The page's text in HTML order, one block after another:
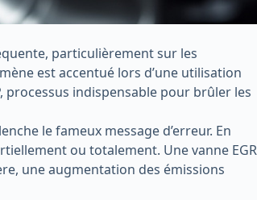
particulièrement sur les
est accentué lors d’une utilisation
indispensable pour brûler les
le fameux message d’erreur. En
ou totalement. Une vanne EGR
une augmentation des émissions